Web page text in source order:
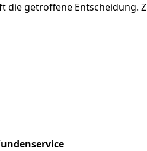
getroffene Entscheidung.